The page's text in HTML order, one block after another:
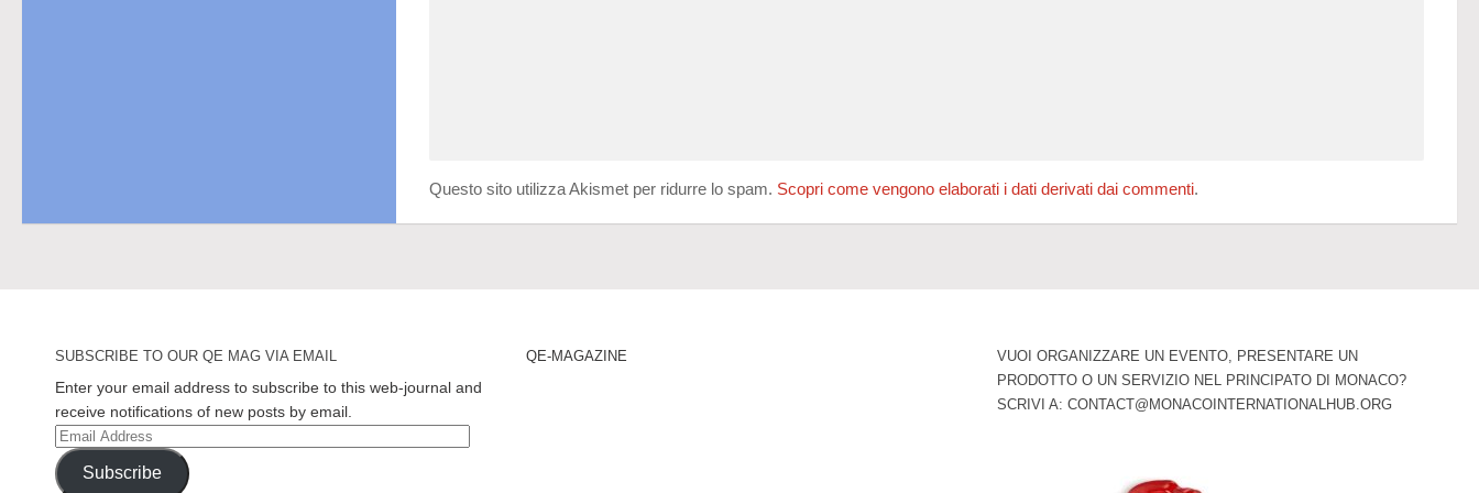
Questo sito utilizza Akismet per ridurre lo spam. Scopri come vengono elaborati i dati derivati dai commenti.
SUBSCRIBE TO OUR QE MAG VIA EMAIL
Enter your email address to subscribe to this web-journal and
receive notifications of new posts by email.
Email
Address
Subscribe
QE-MAGAZINE
VUOI ORGANIZZARE UN EVENTO, PRESENTARE UN
PRODOTTO O UN SERVIZIO NEL PRINCIPATO DI MONACO?
SCRIVI A: CONTACT@MONACOINTERNATIONALHUB.ORG